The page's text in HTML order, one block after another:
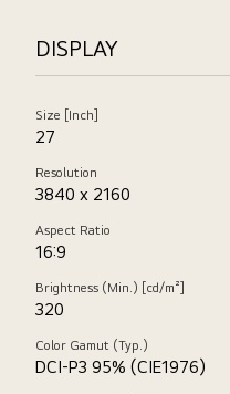
DISPLAY
Size [Inch]
27
Resolution
3840 x 2160
Aspect Ratio
16:9
Brightness (Min.) [cd/m²]
320
Color Gamut (Typ.)
DCI-P3 95% (CIE1976)